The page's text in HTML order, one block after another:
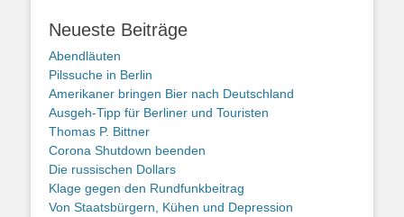
Neueste Beiträge
Abendläuten
Pilssuche in Berlin
Amerikaner bringen Bier nach Deutschland
Ausgeh-Tipp für Berliner und Touristen
Thomas P. Bittner
Corona Shutdown beenden
Die russischen Dollars
Klage gegen den Rundfunkbeitrag
Von Staatsbürgern, Kühen und Depression